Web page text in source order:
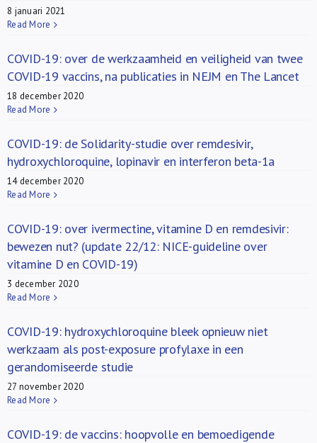
8 januari 2021
Read More
COVID-19: over de werkzaamheid en veiligheid van twee
COVID-19 vaccins, na publicaties in NEJM en The Lancet
18 december 2020
Read More
COVID-19: de Solidarity-studie over remdesivir,
hydroxychloroquine, lopinavir en interferon beta-1a
14 december 2020
Read More
COVID-19: over ivermectine, vitamine D en remdesivir:
bewezen nut? (update 22/12: NICE-guideline over
vitamine D en COVID-19)
3 december 2020
Read More
COVID-19: hydroxychloroquine bleek opnieuw niet
werkzaam als post-exposure profylaxe in een
gerandomiseerde studie
27 november 2020
Read More
COVID-19: de vaccins: hoopvolle en bemoedigende